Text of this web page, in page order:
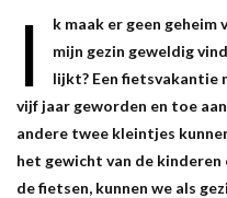
I
k maak er geen
mijn gezin geweldig
lijkt? Een fietsvakantie
vijf jaar geworden en toe
andere twee kleintjes
het gewicht van de
de fietsen, kunnen we als